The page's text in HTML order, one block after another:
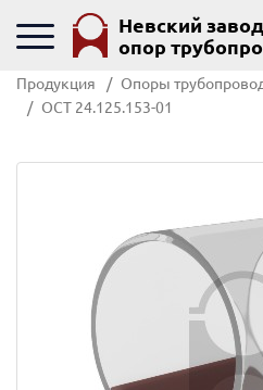
Невский завод
опор
Продукция Опоры
ОСТ 24.125.153-01